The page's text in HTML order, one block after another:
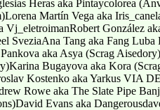
Heras aka Pintaycolorea
Martín Vega aka
González
SveziaAna Tang aka Fang Luba
aka Asya (Scrag
Bugayova aka Kora
Kostenko aka Yarkus VIA
Rowe aka The Slate Pipe
Evans aka